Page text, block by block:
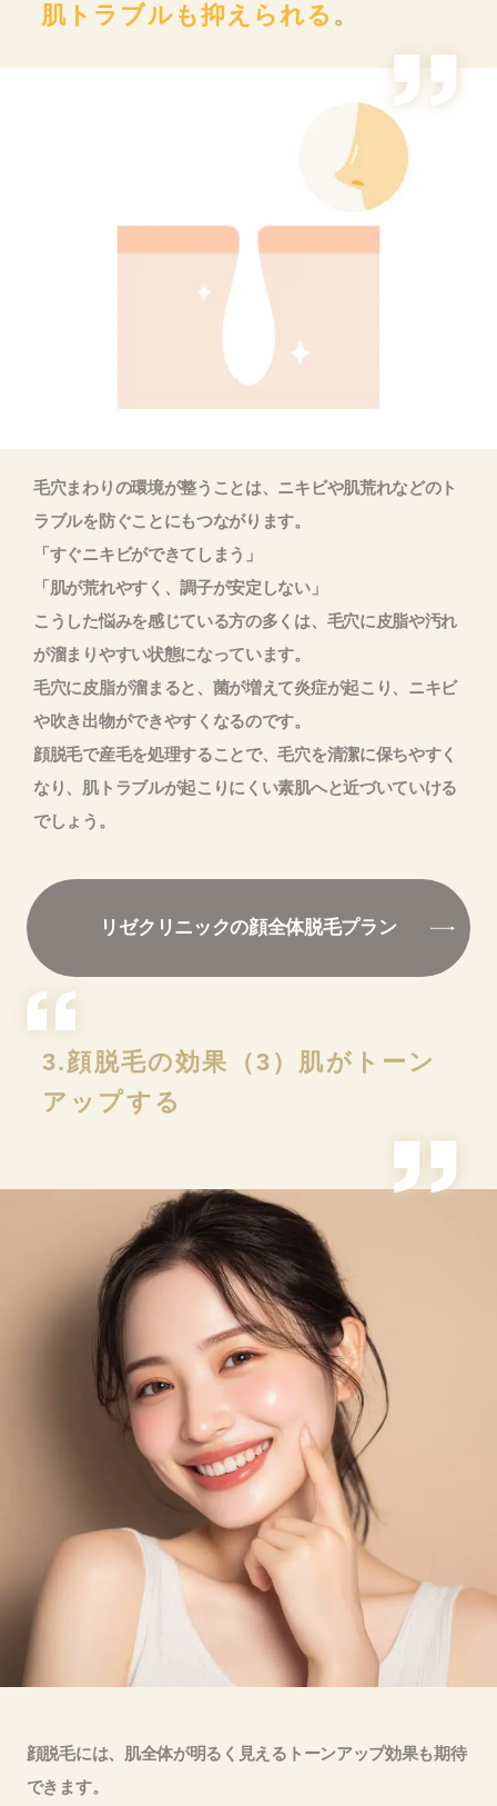
肌トラブルも抑えられる 。
毛穴まわりの環境が整うことは、ニキビや肌荒れなどのト
ラブルを防ぐことにもつながります。
「すぐニキビができてしまう」
「肌が荒れやすく、調子が安定しない」
こうした悩みを感じている方の多くは、毛穴に皮脂や汚れ
が溜まりやすい状態になっています。
毛穴に皮脂が溜まると、菌が増えて炎症が起こり、ニキビ
や吹き出物ができやすくなるのです。
顔脱毛で産毛を処理することで、毛穴を清潔に保ちやすく
なり、肌トラブルが起こりにくい素肌へと近づいていける
でしょう。
リゼクリニックの顔全体脱毛プラン
3.顔脱毛の効果（3）肌がトーン
アップする
顔脱毛には、肌全体が明るく見えるトーンアップ効果も期待
できます。